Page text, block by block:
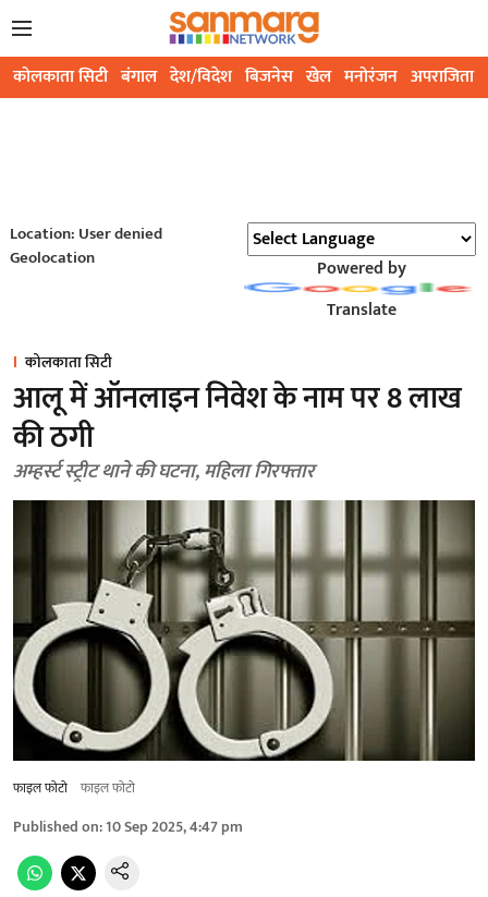
कोलकाता सिटी बंगाल देश/विदेश बिजनेस खेल मनोरंजन अपराजिता
Location: User denied
Geolocation
Powered by
Translate
कोलकाता सिटी
आलू में ऑनलाइन निवेश के नाम पर 8 लाख
की ठगी
अम्हर्स्ट स्ट्रीट थाने की घटना, महिला गिरफ्तार
फाइल फोटो फाइल फोटो
Published on:10 Sep 2025, 4:47 pm